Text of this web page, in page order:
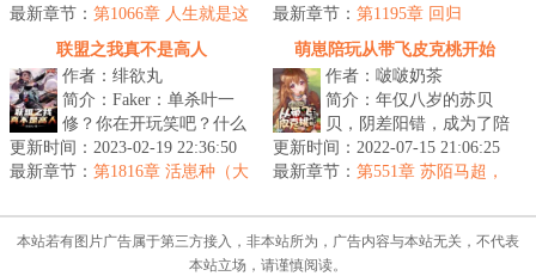
兽”这个称号，秦野表示非
常苦恼。...
最新章节： 第1066章 人生就是这
么奇妙
惊天动地！买了个黑暗封
印戒指，恭喜...
最新章节： 第1195章 回归
联盟之我真不是高人
作者：绯欲丸
简介：Faker：单杀叶一
修？你在开玩笑吧？什么
人能单杀一座防御塔？我
单杀他的唯一机会就是在
更新时间：2023-02-19 22:36:50
最新章节： 第1816章 活崽种（大
萌崽陪玩从带飞皮克桃开始
作者：啵啵奶茶
简介：年仅八岁的苏贝
贝，阴差阳错，成为了陪
玩。最令人吃惊的是首
单，便被主播界，赫赫有
更新时间：2022-07-15 21:06:25
最新章节： 第551章 苏陌马超，
本站若有图片广告属于第三方接入，非本站所为，广告内容与本站无关，不代表
本站立场，请谨慎阅读。